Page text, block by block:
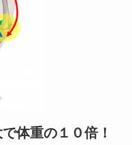
体重の１０倍！